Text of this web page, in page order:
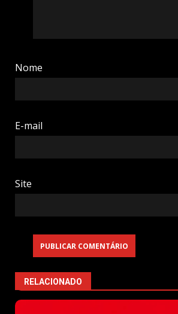
Nome
E-mail
Site
RELACIONADO